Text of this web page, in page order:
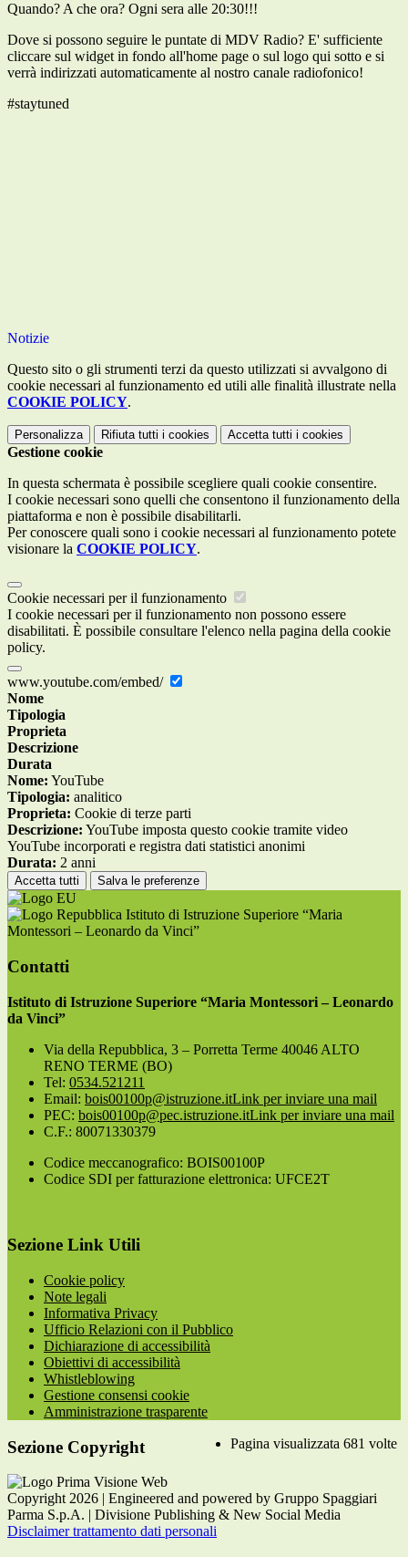
Quando? A che ora? Ogni sera alle 20:30!!!
Dove si possono seguire le puntate di MDV Radio? E' sufficiente
cliccare sul widget in fondo all'home page o sul logo qui sotto e si
verrà indirizzati automaticamente al nostro canale radiofonico!
#staytuned
Notizie
Questo sito o gli strumenti terzi da questo utilizzati si avvalgono di
cookie necessari al funzionamento ed utili alle finalità illustrate nella
COOKIE POLICY.
Personalizza Rifiuta tutti i cookies Accetta tutti i cookies
Gestione cookie
In questa schermata è possibile scegliere quali cookie consentire.
I cookie necessari sono quelli che consentono il funzionamento della
piattaforma e non è possibile disabilitarli.
Per conoscere quali sono i cookie necessari al funzionamento potete
visionare la COOKIE POLICY.
Cookie necessari per il funzionamento
I cookie necessari per il funzionamento non possono essere
disabilitati. È possibile consultare l'elenco nella pagina della cookie
policy.
www.youtube.com/embed/
Nome
Tipologia
Proprieta
Descrizione
Durata
Nome: YouTube
Tipologia: analitico
Proprieta: Cookie di terze parti
Descrizione: YouTube imposta questo cookie tramite video
YouTube incorporati e registra dati statistici anonimi
Durata: 2 anni
Accetta tutti Salva le preferenze
Istituto di Istruzione Superiore “Maria
Montessori – Leonardo da Vinci”
Contatti
Istituto di Istruzione Superiore “Maria Montessori – Leonardo
da Vinci”
Via della Repubblica, 3 – Porretta Terme 40046 ALTO
RENO TERME (BO)
Tel: 0534.521211
Email: bois00100p@istruzione.itLink per inviare una mail
PEC: bois00100p@pec.istruzione.itLink per inviare una mail
C.F.: 80071330379
Codice meccanografico: BOIS00100P
Codice SDI per fatturazione elettronica: UFCE2T
Sezione Link Utili
Cookie policy
Note legali
Informativa Privacy
Ufficio Relazioni con il Pubblico
Dichiarazione di accessibilità
Obiettivi di accessibilità
Whistleblowing
Gestione consensi cookie
Amministrazione trasparente
Pagina visualizzata681 volte
Sezione Copyright
Copyright 2026 | Engineered and powered by Gruppo Spaggiari
Parma S.p.A. | Divisione Publishing & New Social Media
Disclaimer trattamento dati personali